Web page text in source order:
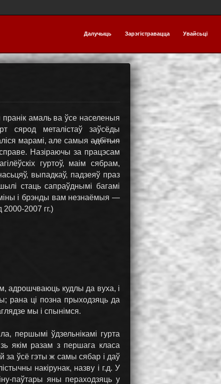
Далучыць Зарэгістравацца Увайсьці
пранік амаль ва ўсе населеныя
сярод металістаў заўсёды
марамі, але самыя адбітыя
Назіраючы за працэсам
гуртоў, маім сябрам,
выпадкаў, падзеяў праз
стаць сапраўднымі багамі
і брэнды вам незнаёмыя —
2007 гг.)
адрошчваюць кудлы да вуха, і
рана ці позна прыходзяць да
мы і спынімся.
першымі ўдзельнікамі гурта
якім разам з першага класа
за ўсё гэты ж самы сябар і даў
накірунак, назву і г.д. У
паўтары яны пераходзяць у